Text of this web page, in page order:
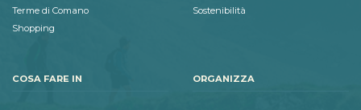
Terme di Comano
Shopping
Sostenibilità
COSA FARE IN ORGANIZZA